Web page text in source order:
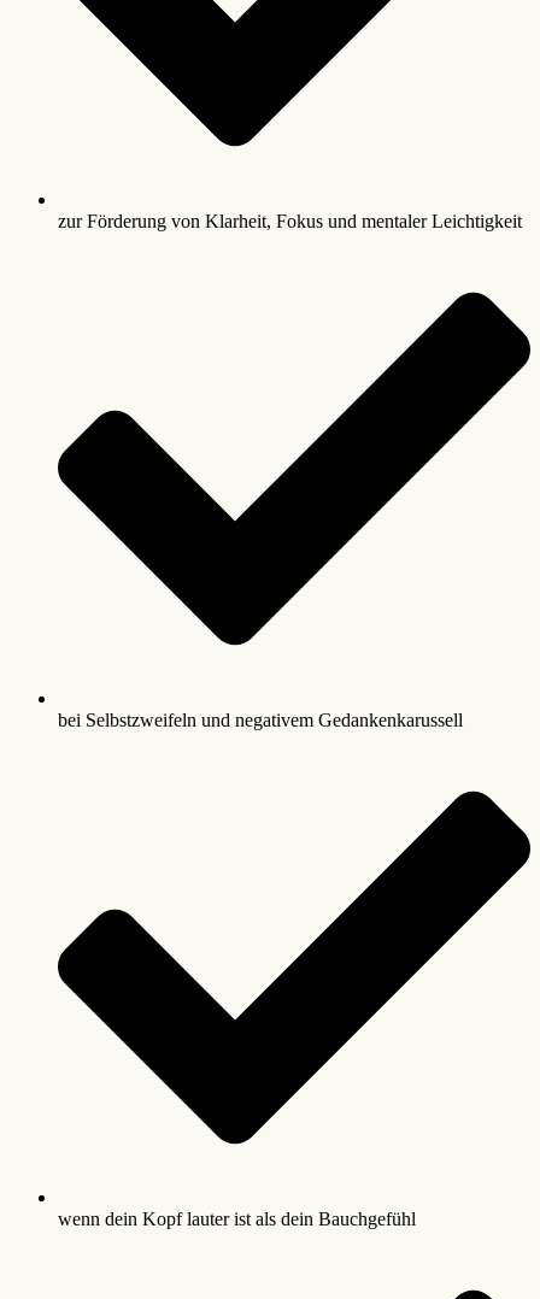
zur Förderung von Klarheit, Fokus und mentaler Leichtigkeit
bei Selbstzweifeln und negativem Gedankenkarussell
wenn dein Kopf lauter ist als dein Bauchgefühl